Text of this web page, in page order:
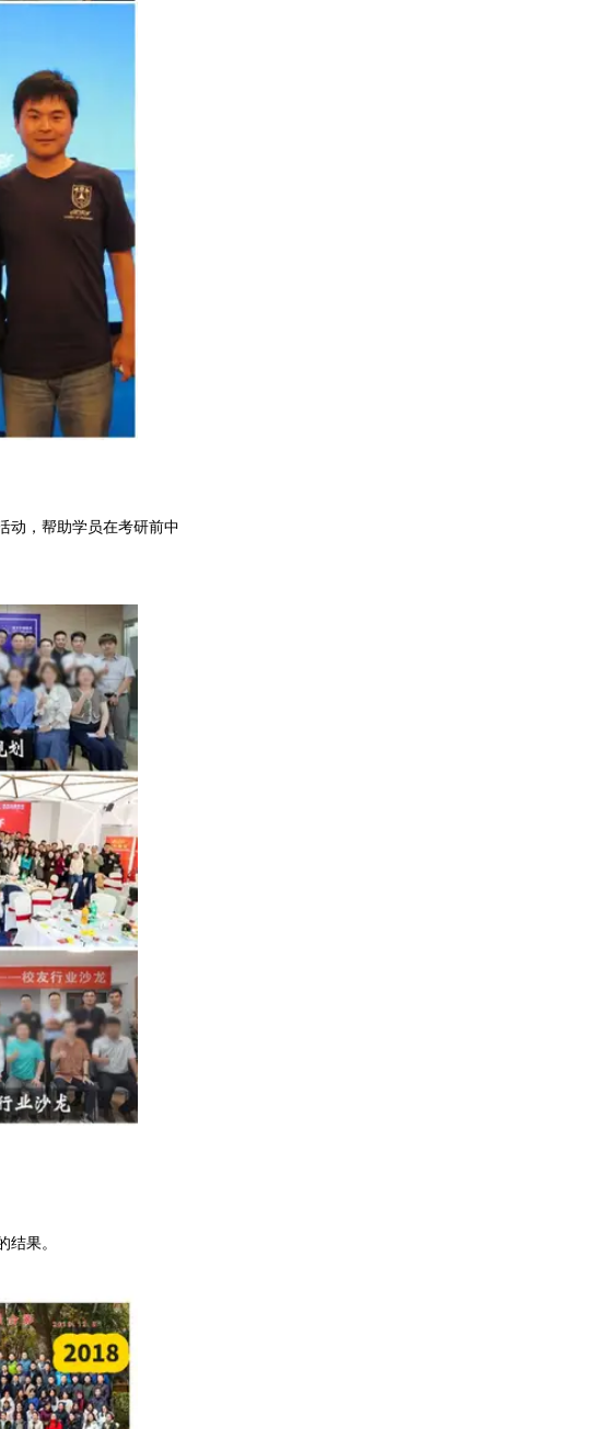
动，帮助学员在考研前中
果。